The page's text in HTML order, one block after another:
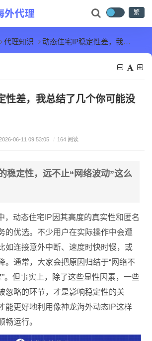
繁
代理知识 动态住宅IP稳定性差，我总结了几个你可能没想到的原因
性差，我总结了几个你可能没
06-11 09:53:05 / 164 阅读
稳定性，远不止“网络波动”这么
，动态住宅IP因其高度的真实性和匿名
的优选。不少用户在实际操作中会遭
如连接意外中断、速度时快时慢，或
。通常，大家会把原因归结于“网络不
”。但事实上，除了这些显性因素，一些
忽略的环节，才是影响稳定性的关
能更好地利用像神龙海外动态IP这样
畅运行。